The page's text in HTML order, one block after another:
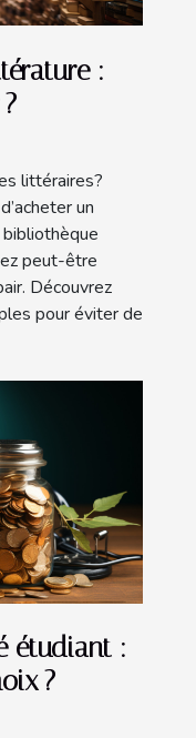
:
littéraires?
un
bibliothèque
peut-être
Découvrez
pour éviter de
étudiant :
?